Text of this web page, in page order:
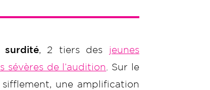
surdité, 2 tiers des jeunes
sévères de l’audition
. Sur le
une amplification